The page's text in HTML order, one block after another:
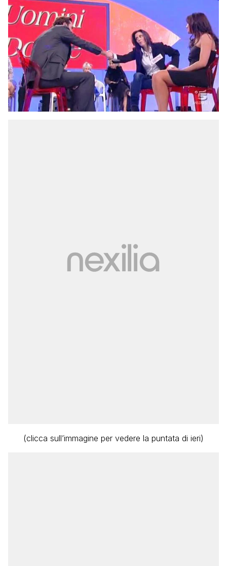
(clicca sull’immagine per vedere la puntata di ieri)